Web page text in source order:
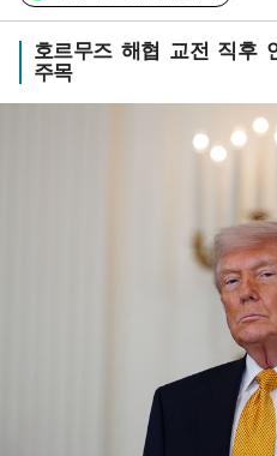
호르무즈 해협 교전 직후
주목